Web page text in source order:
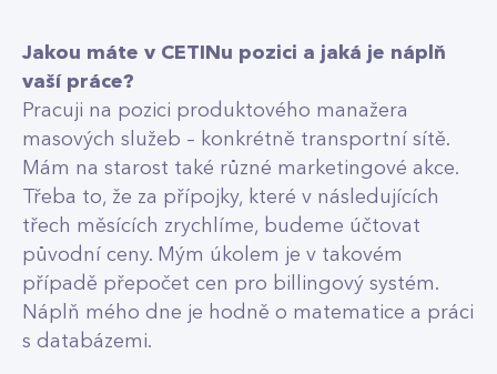
Jakou máte v CETINu pozici a jaká je náplň
vaší práce?
Pracuji na pozici produktového manažera
masových služeb – konkrétně transportní sítě.
Mám na starost také různé marketingové akce.
Třeba to, že za přípojky, které v následujících
třech měsících zrychlíme, budeme účtovat
původní ceny. Mým úkolem je v takovém
případě přepočet cen pro billingový systém.
Náplň mého dne je hodně o matematice a práci
s databázemi.